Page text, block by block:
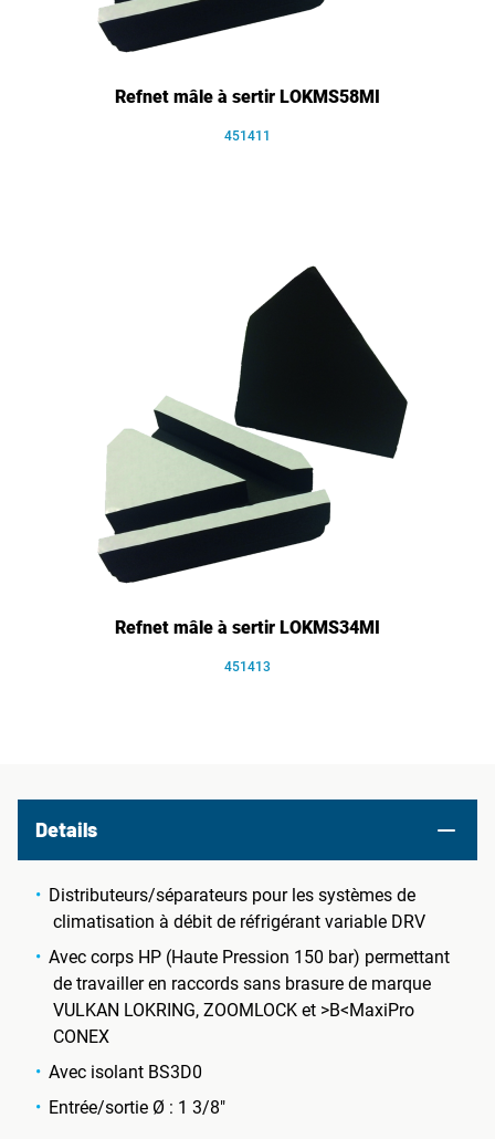
Refnet mâle à sertir LOKMS58MI
451411
Refnet mâle à sertir LOKMS34MI
451413
Details
Distributeurs/séparateurs pour les systèmes de
climatisation à débit de réfrigérant variable DRV
Avec corps HP (Haute Pression 150 bar) permettant
de travailler en raccords sans brasure de marque
VULKAN LOKRING, ZOOMLOCK et >B<MaxiPro
CONEX
Avec isolant BS3D0
Entrée/sortie Ø : 1 3/8"